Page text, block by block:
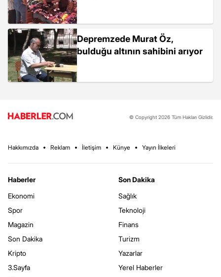
Depremzede Murat Öz,
bulduğu altının sahibini arıyor
© Copyright 2026 Tüm Hakları Gizlidir.
Hakkımızda Reklam İletişim Künye Yayın İlkeleri
Haberler
Ekonomi
Spor
Magazin
Son Dakika
Kripto
3.Sayfa
Son Dakika
Sağlık
Teknoloji
Finans
Turizm
Yazarlar
Yerel Haberler